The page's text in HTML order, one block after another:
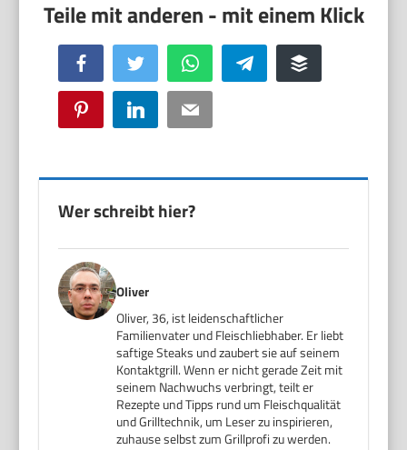
Facebook Twitter WhatsApp Telegram Buffer
Pinterest LinkedIn Email
Wer schreibt hier?
Oliver
Oliver, 36, ist leidenschaftlicher
Familienvater und Fleischliebhaber. Er liebt
saftige Steaks und zaubert sie auf seinem
Kontaktgrill. Wenn er nicht gerade Zeit mit
seinem Nachwuchs verbringt, teilt er
Rezepte und Tipps rund um Fleischqualität
und Grilltechnik, um Leser zu inspirieren,
zuhause selbst zum Grillprofi zu werden.